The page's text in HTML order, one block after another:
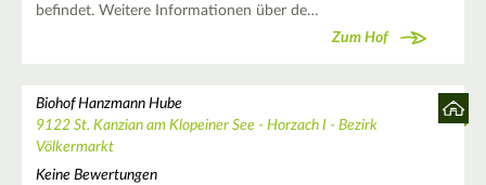
befindet. Weitere Informationen über de…
Zum Hof
Biohof Hanzmann Hube
9122 St. Kanzian am Klopeiner See - Horzach I - Bezirk
Völkermarkt
Keine Bewertungen